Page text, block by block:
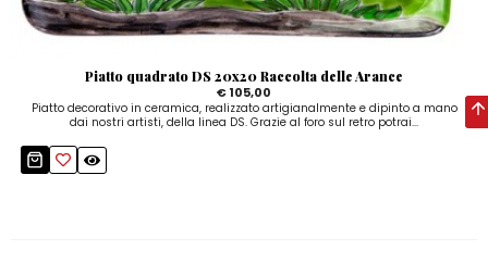
Piatto quadrato DS 20x20 Raccolta delle Arance
€ 105,00
Piatto decorativo in ceramica, realizzato artigianalmente e dipinto a mano
dai nostri artisti, della linea DS. Grazie al foro sul retro potrai...